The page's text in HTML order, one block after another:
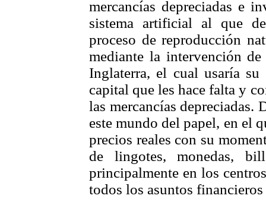
mercancías depreciadas e
sistema artificial al que
proceso de reproducción
mediante la intervención
Inglaterra, el cual usaría
capital que les hace falta y
las mercancías depreciadas.
este mundo del papel, en el
precios reales con su
de lingotes, monedas,
principalmente en los
todos los asuntos